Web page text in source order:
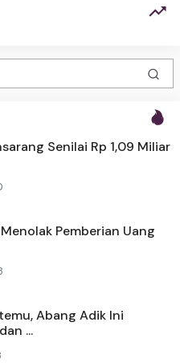
Senilai Rp 1,09 Miliar
Pemberian Uang
Abang Adik Ini
...